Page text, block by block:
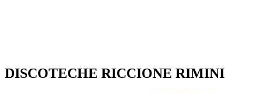
DISCOTECHE RICCIONE RIMINI